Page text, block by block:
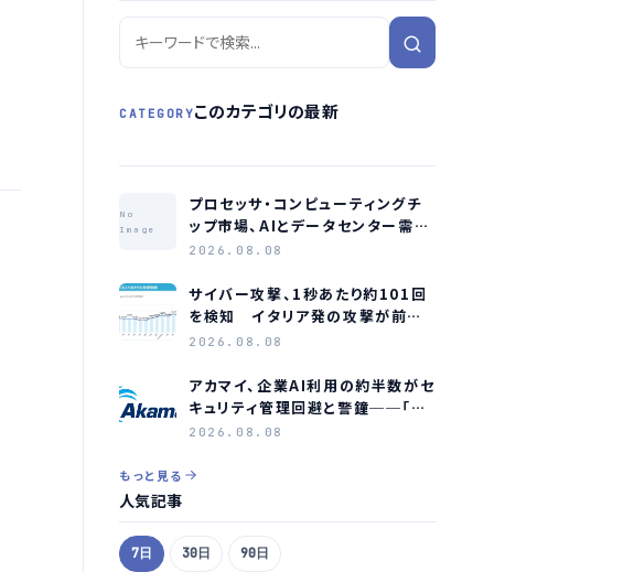
CATEGORYこのカテゴリの最新
No
Image
プロセッサ・コンピューティングチ
ップ市場、AIとデータセンター需要
に牽引され2035年に約1.1兆ドル
2026.08.08
サイバー攻撃、1秒あたり約101回
を検知 イタリア発の攻撃が前年
同期比約75倍に急増
2026.08.08
アカマイ、企業AI利用の約半数がセ
キュリティ管理回避と警鐘──「シ
ャドーAI」が新たな脅威に
2026.08.08
もっと見る
人気記事
7日 30日 90日